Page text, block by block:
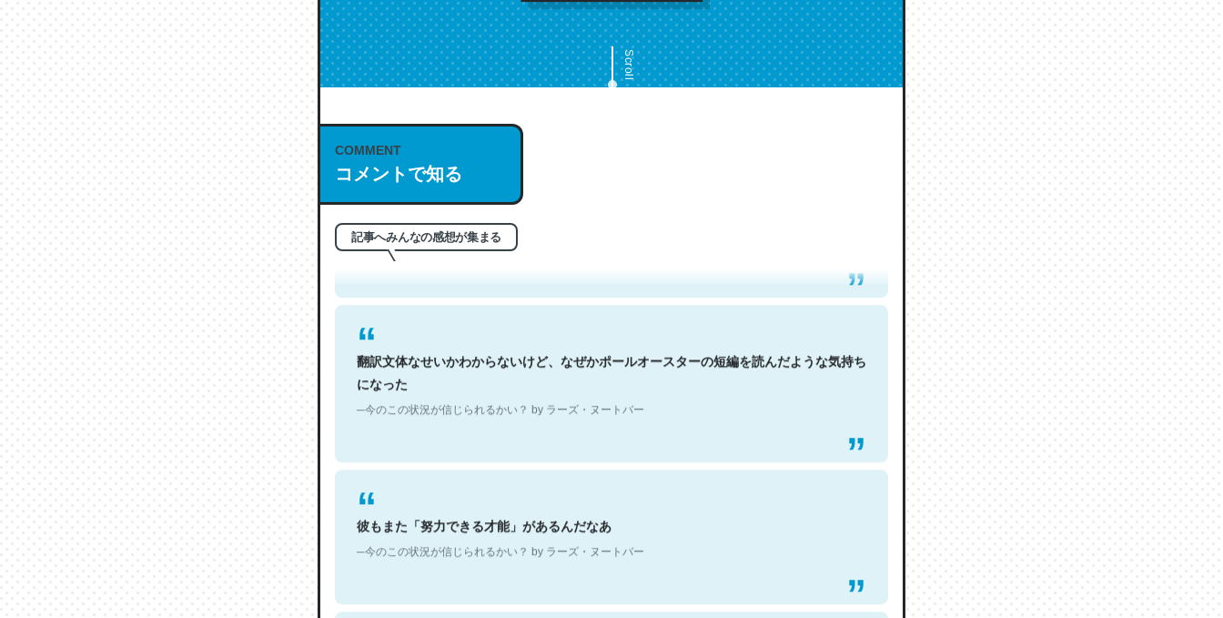
Scroll
COMMENT
コメントで知る
記事へみんなの感想が集まる
これは名文。彼はとてもクレバーなんだろうなと凄く思う。英語少しでも読める人は原文
もお勧め。自分はこの流れ好き。Let’s Fucking Go. Then Covid hit. Shit.
─今のこの状況が信じられるかい？ by ラーズ・ヌートバー
翻訳文体なせいかわからないけど、なぜかポールオースターの短編を読んだような気持ち
になった
─今のこの状況が信じられるかい？ by ラーズ・ヌートバー
彼もまた「努力できる才能」があるんだなあ
─今のこの状況が信じられるかい？ by ラーズ・ヌートバー